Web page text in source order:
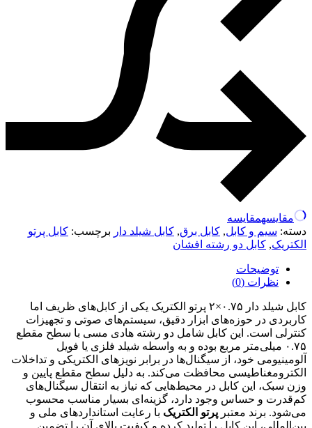
مقایسهمقایسه
دسته: سیم و کابل, کابل برق, کابل شیلد دار برچسب: کابل پرتو
الکتریک, کابل دو رشته افشان
توضیحات
نظرات (0)
کابل شیلد دار ۰.۷۵×۲ پرتو الکتریک یکی از کابل‌های ظریف اما
کاربردی در حوزه‌های ابزار دقیق، سیستم‌های صوتی و تجهیزات
کنترلی است. این کابل شامل دو رشته هادی مسی با سطح مقطع
۰.۷۵ میلی‌متر مربع بوده و به واسطه شیلد فلزی یا فویل
آلومینیومی خود، از سیگنال‌ها در برابر نویزهای الکتریکی و تداخلات
الکترومغناطیسی محافظت می‌کند. به دلیل سطح مقطع پایین و
وزن سبک، این کابل در محیط‌هایی که نیاز به انتقال سیگنال‌های
کم‌قدرت و حساس وجود دارد، گزینه‌ای بسیار مناسب محسوب
می‌شود. برند معتبر پرتو الکتریک با رعایت استانداردهای ملی و
بین‌المللی، این کابل را تولید کرده و کیفیت بالای آن را تضمین